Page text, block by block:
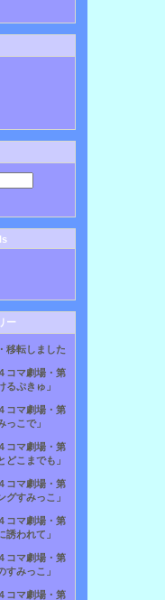
ー
移転しました
コマ劇場・第
るぷきゅ」
コマ劇場・第
っこで」
コマ劇場・第
どこまでも」
コマ劇場・第
グすみっこ」
コマ劇場・第
誘われて」
コマ劇場・第
すみっこ」
コマ劇場・第